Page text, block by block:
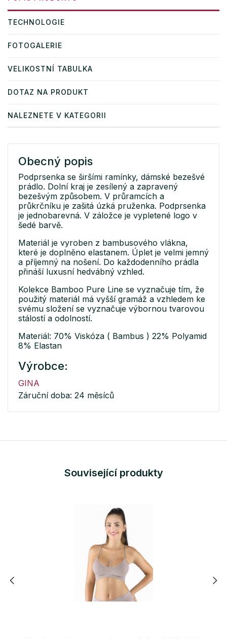
TECHNOLOGIE
FOTOGALERIE
VELIKOSTNÍ TABULKA
DOTAZ NA PRODUKT
NALEZNETE V KATEGORII
Obecný popis
Podprsenka se širšími ramínky, dámské bezešvé
prádlo. Dolní kraj je zesílený a zapravený
bezešvým způsobem. V průramcích a
průkrčníku je zašitá úzká pruženka. Podprsenka
je jednobarevná. V záložce je vypletené logo v
šedé barvě.
Materiál je vyroben z bambusového vlákna,
které je doplněno elastanem. Úplet je velmi jemný
a příjemný na nošení. Do každodenního prádla
přináší luxusní hedvábný vzhled.
Kolekce Bamboo Pure Line se vyznačuje tím, že
použitý materiál má vyšší gramáž a vzhledem ke
svému složení se vyznačuje výbornou tvarovou
stálostí a odolností.
Materiál: 70% Viskóza ( Bambus ) 22% Polyamid
8% Elastan
Výrobce:
GINA
Záruční doba: 24 měsíců
Související produkty